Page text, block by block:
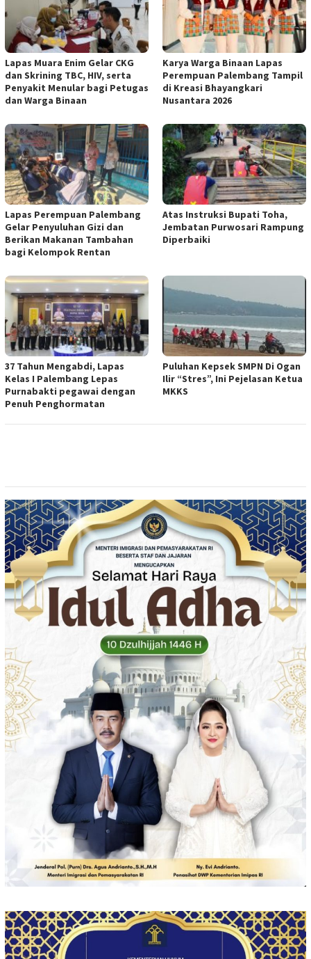
Lapas Muara Enim Gelar CKG
dan Skrining TBC, HIV, serta
Penyakit Menular bagi Petugas
dan Warga Binaan
Karya Warga Binaan Lapas
Perempuan Palembang Tampil
di Kreasi Bhayangkari
Nusantara 2026
Lapas Perempuan Palembang
Gelar Penyuluhan Gizi dan
Berikan Makanan Tambahan
bagi Kelompok Rentan
Atas Instruksi Bupati Toha,
Jembatan Purwosari Rampung
Diperbaiki
37 Tahun Mengabdi, Lapas
Kelas I Palembang Lepas
Purnabakti pegawai dengan
Penuh Penghormatan
Puluhan Kepsek SMPN Di Ogan
Ilir “Stres”, Ini Pejelasan Ketua
MKKS